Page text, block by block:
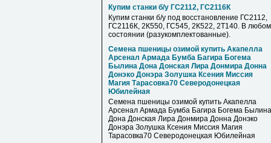
Купим станки б/у ГС2112, ГС2116К
Купим станки б/у под восстановление ГС2112,
ГС2116К, 2К550, ГС545, 2К522, 2Т140. В любом
состоянии (разукомплектованные).
Семена пшеницы озимой купить Акапелла
Арсенал Армада Бумба Багира Богема
Былина Дона Донская Лира Донмира Донна
Донэко Донэра Золушка Ксения Миссия
Магия Тарасовка70 Северодонецкая
Юбилейная
Семена пшеницы озимой купить Акапелла
Арсенал Армада Бумба Багира Богема Былина
Дона Донская Лира Донмира Донна Донэко
Донэра Золушка Ксения Миссия Магия
Тарасовка70 Северодонецкая Юбилейная